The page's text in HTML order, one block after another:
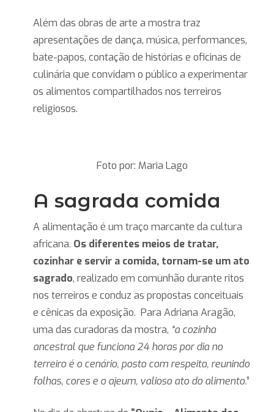
Além das obras de arte a mostra traz
apresentações de dança, música, performances,
bate-papos, contação de histórias e oficinas de
culinária que convidam o público a experimentar
os alimentos compartilhados nos terreiros
religiosos.
Foto por: Maria Lago
A sagrada comida
A alimentação é um traço marcante da cultura
africana. Os diferentes meios de tratar,
cozinhar e servir a comida, tornam-se um ato
sagrado, realizado em comunhão durante ritos
nos terreiros e conduz as propostas conceituais
e cênicas da exposição. Para Adriana Aragão,
uma das curadoras da mostra, “a cozinha
ancestral que funciona 24 horas por dia no
terreiro é o cenário, posto com respeito, reunindo
folhas, cores e o ajeum, valioso ato do alimento.”